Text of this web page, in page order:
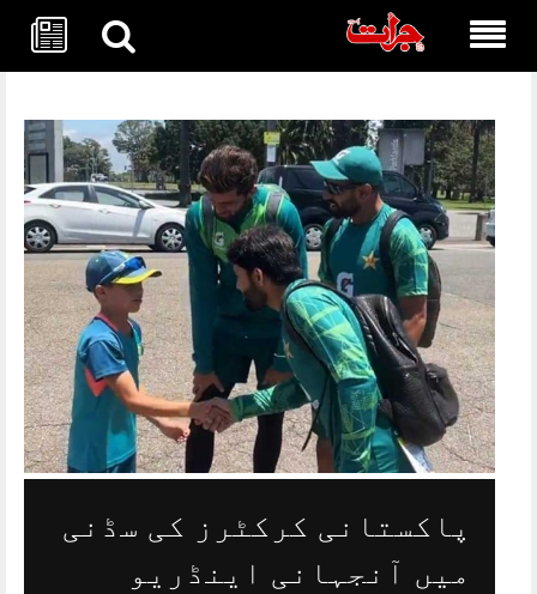
پاکستانی کرکٹرز کی سڈنی
میں آنجہانی اینڈریو